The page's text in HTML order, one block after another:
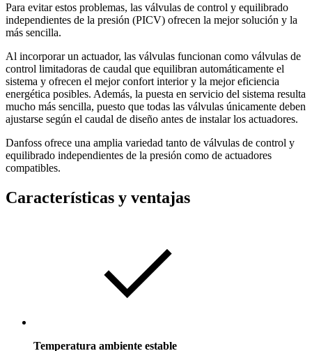
Para evitar estos problemas, las válvulas de control y equilibrado
independientes de la presión (PICV) ofrecen la mejor solución y la
más sencilla.
Al incorporar un actuador, las válvulas funcionan como válvulas de
control limitadoras de caudal que equilibran automáticamente el
sistema y ofrecen el mejor confort interior y la mejor eficiencia
energética posibles. Además, la puesta en servicio del sistema resulta
mucho más sencilla, puesto que todas las válvulas únicamente deben
ajustarse según el caudal de diseño antes de instalar los actuadores.
Danfoss ofrece una amplia variedad tanto de válvulas de control y
equilibrado independientes de la presión como de actuadores
compatibles.
Características y ventajas
Temperatura ambiente estable